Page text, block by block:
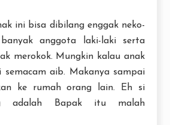
ini bisa dibilang enggak neko-
anggota laki-laki serta
merokok. Mungkin kalau anak
semacam aib. Makanya sampai
ke rumah orang lain. Eh si
adalah Bapak itu malah